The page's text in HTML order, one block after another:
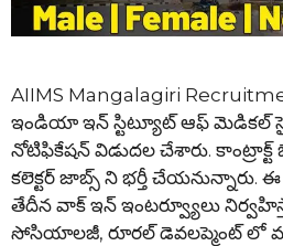
AIIMS Mangalagiri
ఇండియా ఇన్ స్టిట్యూట్ ఆఫ్ మెడికల్
నోటిఫికేషన్ విడుదల చేశారు. కాంట్రాక్ట్
కలెక్టర్ జాబ్స్ ని భర్తీ చేయనున్నారు.
తేదీన వాక్ ఇన్ ఇంటర్వ్యూలు
సోసియాలజీ, రూరల్ డెవలప్మెంట్ లో